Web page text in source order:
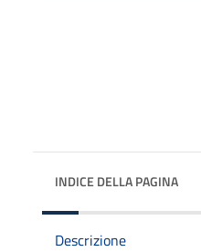
INDICE DELLA PAGINA
Descrizione